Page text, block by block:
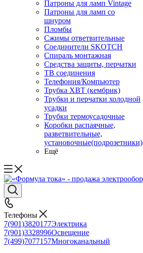
Патроны для ламп Vintage
Патроны для ламп со
шнуром
Пломбы
Сжимы ответвительные
Соединители SKOTCH
Спираль монтажная
Средства защиты, перчатки
ТВ соединения
Телефония/Компьютер
Трубка ХВТ (кембрик)
Трубки и перчатки холодной
усадки
Трубки термоусадочные
Коробки распаячные,
разветвительные,
установочные(подрозетники)
Ещё
Телефоны
7(901)3820177Электрика
7(901)3328996Освещение
7(499)7077157Многоканальный